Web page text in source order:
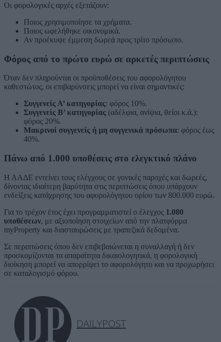
Οι φορολογικές αρχές εξετάζουν:
Ποιος χρησιμοποίησε τα χρήματα.
Ποιος ωφελήθηκε οικονομικά.
Αν προέκυψε έμμεση δωρεά προς τρίτο πρόσωπο.
Φόρος από το πρώτο ευρώ σε αρκετές περιπτώσεις
Όταν δεν πληρούνται οι προϋποθέσεις του αφορολόγητου
καθεστώτος, οι επιβαρύνσεις μπορεί να είναι σημαντικές:
Συγγενείς Α’ κατηγορίας: φόρος 10%.
Συγγενείς Β’ κατηγορίας (αδέλφια, ανίψια, θείοι κ.ά.):
φόρος 20%.
Μακρινοί συγγενείς ή μη συγγενικά πρόσωπα: φόρος έως
40%.
Πάνω από 1.000 υποθέσεις στο ελεγκτικό πλάνο
Η ΑΑΔΕ εντείνει τους ελέγχους σε γονικές παροχές και δωρεές,
δίνοντας ιδιαίτερη βαρύτητα στις περιπτώσεις όπου υπάρχουν
ενδείξεις κατάχρησης του αφορολόγητου ορίου των 800.000 ευρώ.
Για το τρέχον έτος έχει προγραμματιστεί ο έλεγχος 1.080
υποθέσεων, με αξιοποίηση στοιχείων από την πλατφόρμα
myProperty και διασταυρώσεις με τραπεζικά δεδομένα.
Σε περιπτώσεις όπου δεν επιβεβαιώνεται η συναλλαγή ή δεν
προσκομίζονται τα απαραίτητα δικαιολογητικά, η φορολογική
διοίκηση μπορεί να απορρίψει το αφορολόγητο και να προχωρήσει
σε καταλογισμό φόρου.
DAILYPOST